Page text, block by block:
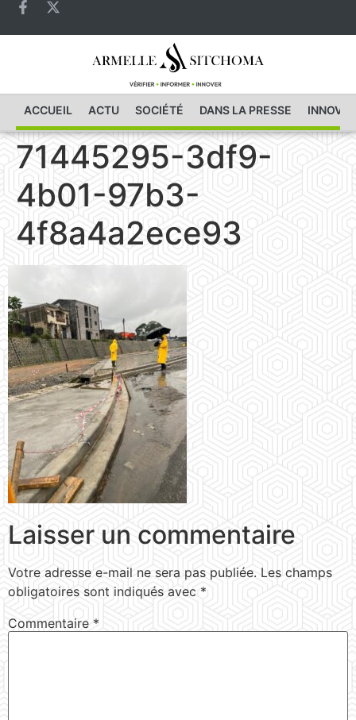
ACCUEIL ACTU SOCIÉTÉ DANS LA PRESSE
71445295-3df9-
4b01-97b3-
4f8a4a2ece93
Laisser un commentaire
Votre adresse e-mail ne sera pas publiée. Les champs
obligatoires sont indiqués avec *
Commentaire *